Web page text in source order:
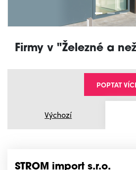
Firmy v "Železné a
Výchozí
POPTAT
STROM import s.r.o.